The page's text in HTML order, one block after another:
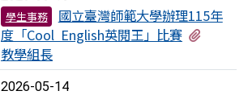
學生事務
國立臺灣師範大學辦理115年
度「Cool English英閱王」比賽
教學組長
2026-05-14